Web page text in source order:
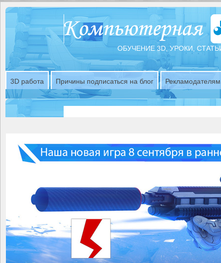
ОБУЧЕНИЕ 3D, УРОКИ,
3D работа Причины подписаться на блог Рекламодателям